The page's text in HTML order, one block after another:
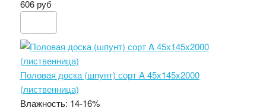
606 руб
Половая доска (шпунт) сорт A 45x145x2000
(лиственница)
Влажность: 14-16%